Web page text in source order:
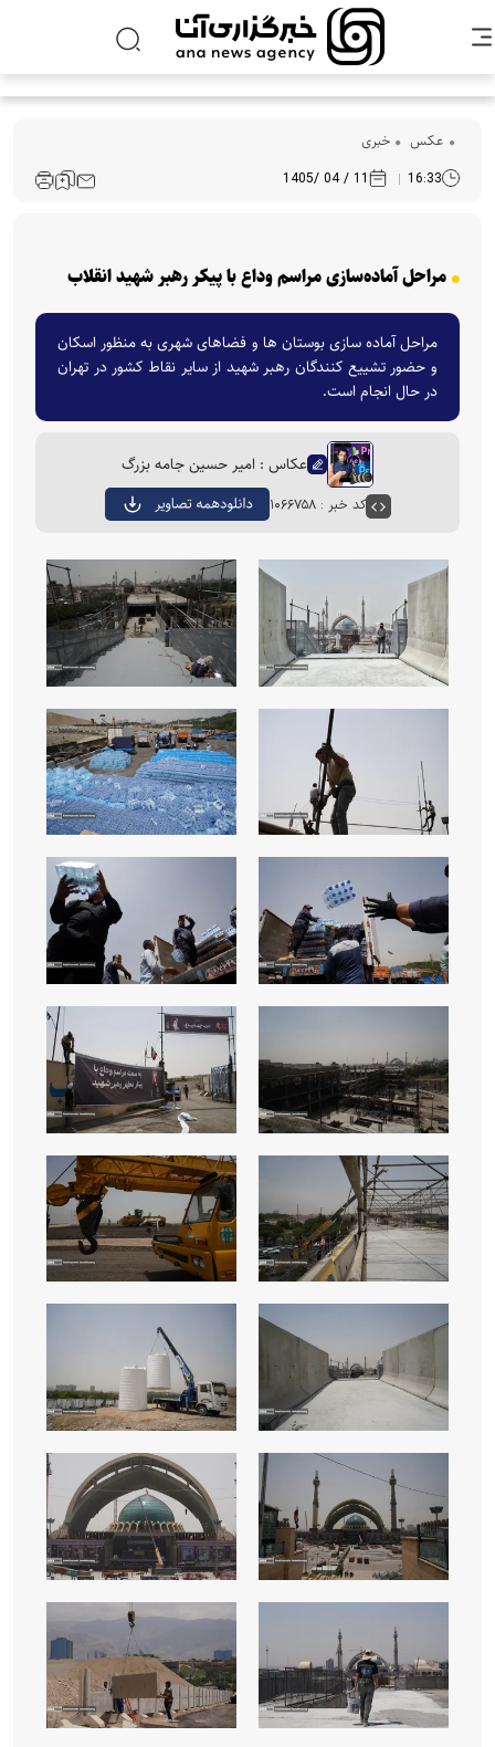
عکس خبری
16:33
11 / 04 /1405
مراحل آماده‌سازی مراسم وداع با پیکر رهبر شهید انقلاب
مراحل آماده سازی بوستان ها و فضاهای شهری به منظور اسکان
و حضور تشییع کنندگان رهبر شهید از سایر نقاط کشور در تهران
در حال انجام است.
عکاس : امیر حسین جامه بزرگ
کد خبر : ۱۰۶۶۷۵۸